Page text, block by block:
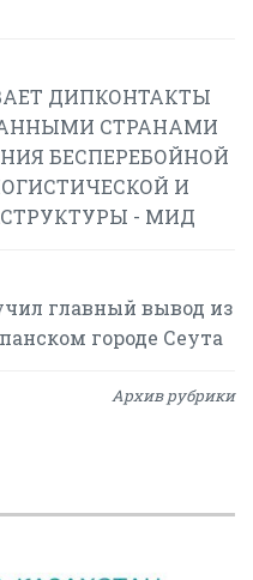
ДИПКОНТАКТЫ
СТРАНАМИ
БЕСПЕРЕБОЙНОЙ
И
- МИД
главный вывод из
городе Сеута
Архив рубрики